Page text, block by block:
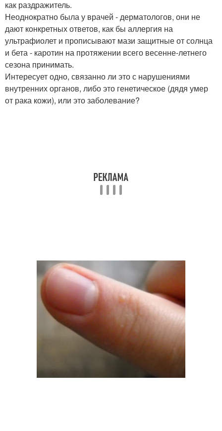
как раздражитель.
Неоднократно была у врачей - дерматологов, они не
дают конкретных ответов, как бы аллергия на
ультрафиолет и прописывают мази защитные от солнца
и бета - каротин на протяжении всего весенне-летнего
сезона принимать.
Интересует одно, связанно ли это с нарушениями
внутренних органов, либо это генетическое (дядя умер
от рака кожи), или это заболевание?